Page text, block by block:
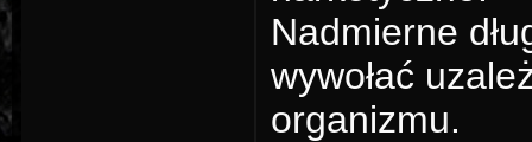
Nadmierne
wywołać
organizmu.